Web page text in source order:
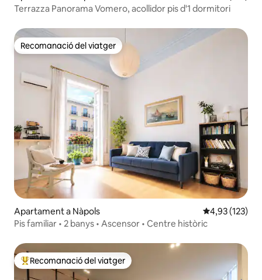
Terrazza Panorama Vomero, acollidor pis d'1 dormitori
Recomanació del viatger
Recomanació del viatger
Apartament a Nàpols 4,93 de
4,93 (123)
Pis familiar • 2 banys • Ascensor • Centre històric
Principals recomanacions dels viatgers
Recomanació del viatger